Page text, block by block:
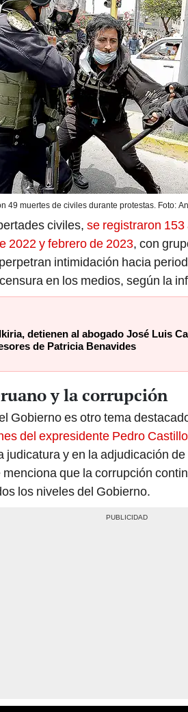
49 muertes de civiles durante protestas. Foto:
civiles, se registraron
2022 y febrero de 2023, con
intimidación hacia
en los medios, según la
detienen al abogado José Luis
de Patricia Benavides
y la corrupción
Gobierno es otro tema
del expresidente Pedro
judicatura y en la adjudicación
menciona que la corrupción
los niveles del Gobierno.